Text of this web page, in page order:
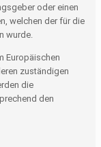
oder einen
welchen der für die
wurde.
Europäischen
zuständigen
die
den